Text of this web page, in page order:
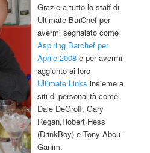
Grazie a tutto lo staff di
Ultimate BarChef per
avermi segnalato come
Aspiring Barchef per
Aprile 2008 e per avermi
aggiunto ai loro
Ultimate Links insieme a
siti di personalità come
Dale DeGroff, Gary
Regan,Robert Hess
(DrinkBoy) e Tony Abou-
Ganim.